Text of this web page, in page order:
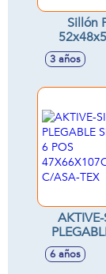
Sillón
3 años
ALU 6
6 años